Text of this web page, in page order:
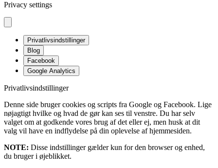
Privacy settings
Privatlivsindstillinger
Blog
Facebook
Google Analytics
Privatlivsindstillinger
Denne side bruger cookies og scripts fra Google og Facebook. Lige
nøjagtigt hvilke og hvad de gør kan ses til venstre. Du har selv
valget om at godkende vores brug af det eller ej, men husk at dit
valg vil have en indflydelse på din oplevelse af hjemmesiden.
NOTE: Disse indstillinger gælder kun for den browser og enhed,
du bruger i øjeblikket.